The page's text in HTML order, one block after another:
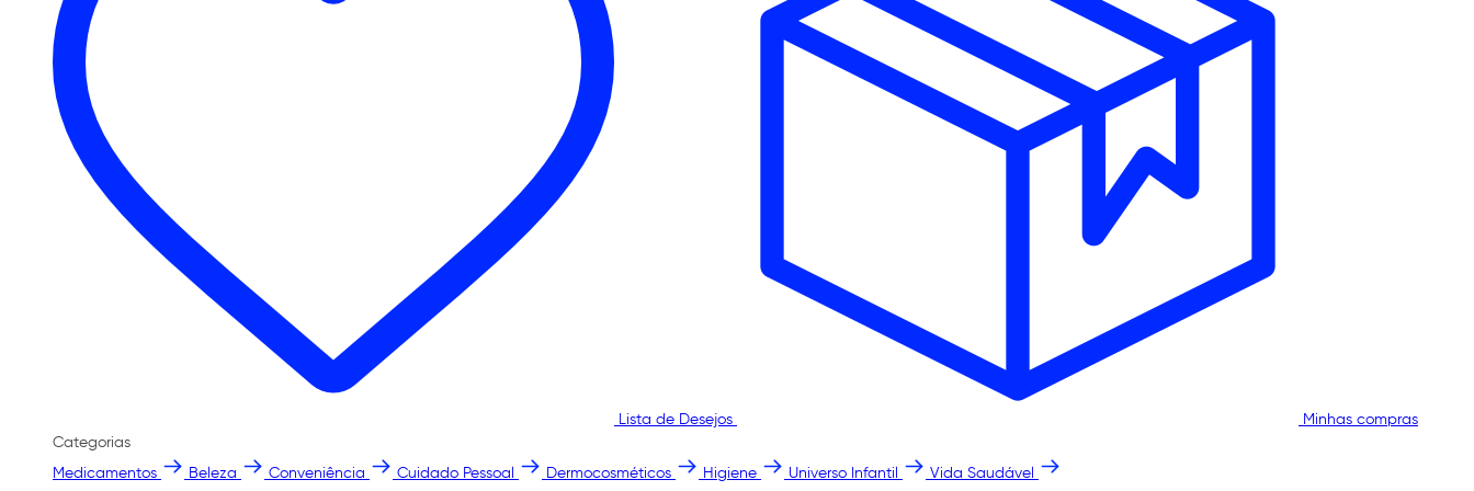
Lista de Desejos
Minhas compras
Categorias
Medicamentos
Beleza Conveniência Cuidado Pessoal Dermocosméticos Higiene Universo Infantil Vida Saudável